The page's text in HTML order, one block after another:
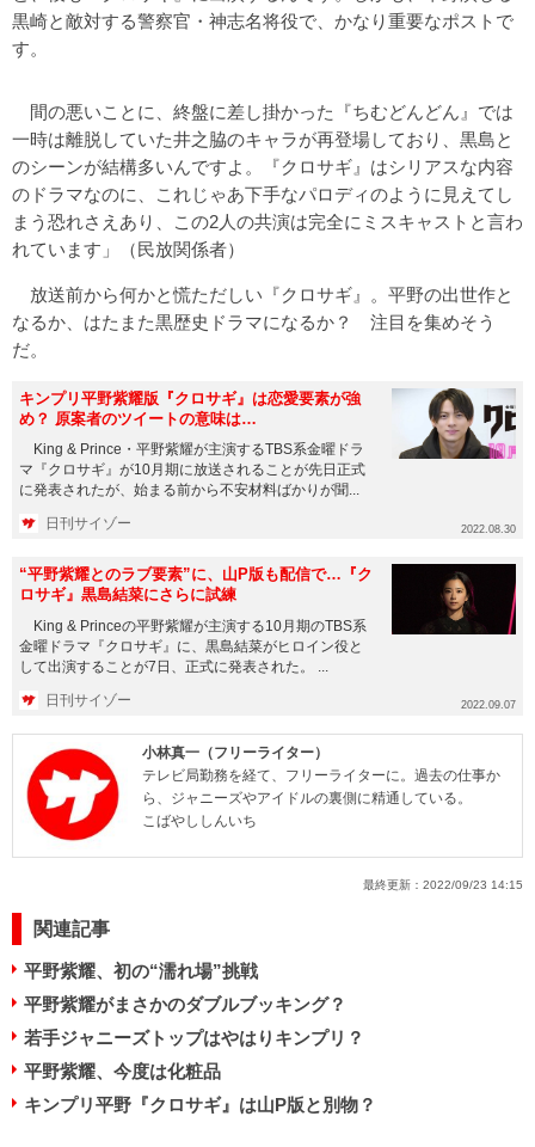
黒崎と敵対する警察官・神志名将役で、かなり重要なポストで
す。
間の悪いことに、終盤に差し掛かった『ちむどんどん』では
一時は離脱していた井之脇のキャラが再登場しており、黒島と
のシーンが結構多いんですよ。『クロサギ』はシリアスな内容
のドラマなのに、これじゃあ下手なパロディのように見えてし
まう恐れさえあり、この2人の共演は完全にミスキャストと言わ
れています」（民放関係者）
放送前から何かと慌ただしい『クロサギ』。平野の出世作と
なるか、はたまた黒歴史ドラマになるか？ 注目を集めそう
だ。
キンプリ平野紫耀版『クロサギ』は恋愛要素が強
め？ 原案者のツイートの意味は…
King & Prince・平野紫耀が主演するTBS系金曜ドラ
マ『クロサギ』が10月期に放送されることが先日正式
に発表されたが、始まる前から不安材料ばかりが聞...
日刊サイゾー 2022.08.30
“平野紫耀とのラブ要素”に、山P版も配信で…『ク
ロサギ』黒島結菜にさらに試練
King & Princeの平野紫耀が主演する10月期のTBS系
金曜ドラマ『クロサギ』に、黒島結菜がヒロイン役と
して出演することが7日、正式に発表された。 ...
日刊サイゾー 2022.09.07
小林真一（フリーライター）
テレビ局勤務を経て、フリーライターに。過去の仕事か
ら、ジャニーズやアイドルの裏側に精通している。
こばやししんいち
最終更新： 2022/09/23 14:15
関連記事
平野紫耀、初の“濡れ場”挑戦
平野紫耀がまさかのダブルブッキング？
若手ジャニーズトップはやはりキンプリ？
平野紫耀、今度は化粧品
キンプリ平野『クロサギ』は山P版と別物？